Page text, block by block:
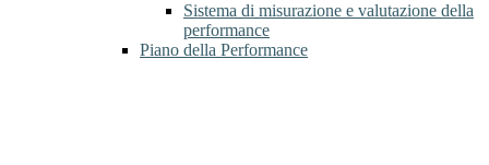
Sistema di misurazione e valutazione della
performance
Piano della Performance